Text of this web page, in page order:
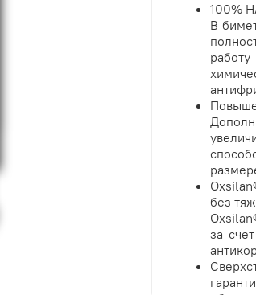
100%
В
без
за